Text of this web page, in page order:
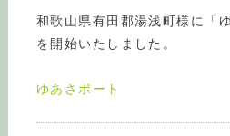
和歌山県有田郡湯浅町様に「
を開始いたしました。
ゆあさポート